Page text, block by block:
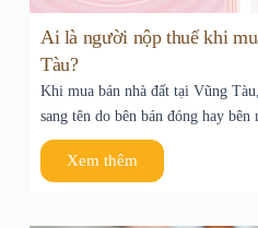
Ai là người nộp thuế khi
Tàu?
Khi mua bán nhà đất tại Vũng
sang tên do bên bán đóng hay bên
Xem thêm